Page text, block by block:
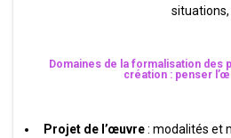
situations,
Domaines de la formalisation des
création : penser
Projet de l’œuvre: modalités et